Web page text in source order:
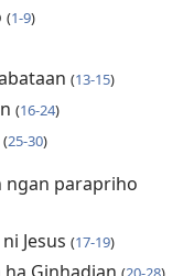
(1-9)
(13-15)
(16-24)
(25-30)
ngan parapriho
Jesus (17-19)